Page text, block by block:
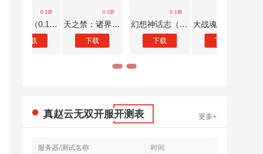
幻想神话志（0.1折） 大战魂（决战0.1折） 剑雨九天（0.1折遥遥领仙）
真赵云无双开服开测表 更多+
服务器/测试名称 时间